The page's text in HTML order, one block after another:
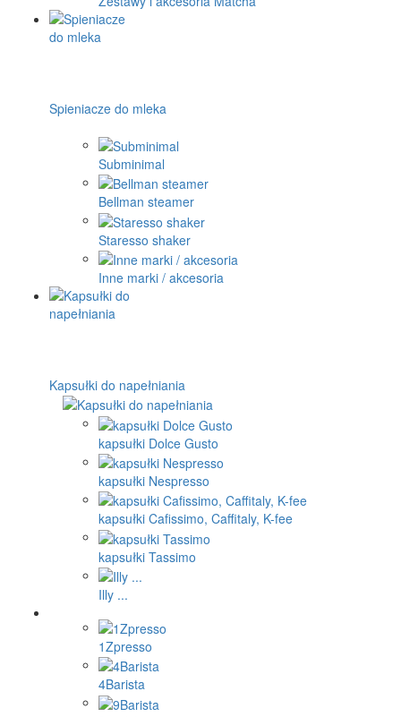
Spieniacze do mleka
Subminimal
Bellman steamer
Staresso shaker
Inne marki / akcesoria